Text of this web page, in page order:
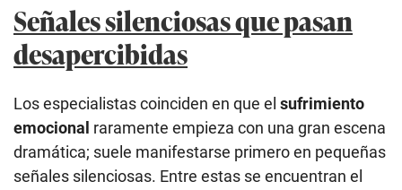
Señales silenciosas que pasan
desapercibidas
Los especialistas coinciden en que el sufrimiento
emocional raramente empieza con una gran escena
dramática; suele manifestarse primero en pequeñas
señales silenciosas. Entre estas se encuentran el